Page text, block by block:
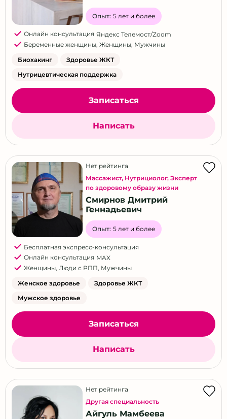
Опыт: 5 лет и более
Онлайн консультация Яндекс Телемост/Zoom
Беременные женщины, Женщины, Мужчины
Биохакинг
Здоровье ЖКТ
Нутрицевтическая поддержка
Записаться
Написать
Нет рейтинга
Массажист, Нутрициолог, Эксперт
по здоровому образу жизни
Смирнов Дмитрий
Геннадьевич
Опыт: 5 лет и более
Бесплатная экспресс-консультация
Онлайн консультация MAX
Женщины, Люди с РПП, Мужчины
Женское здоровье
Здоровье ЖКТ
Мужское здоровье
Записаться
Написать
Нет рейтинга
Другая специальность
Айгуль Мамбеева